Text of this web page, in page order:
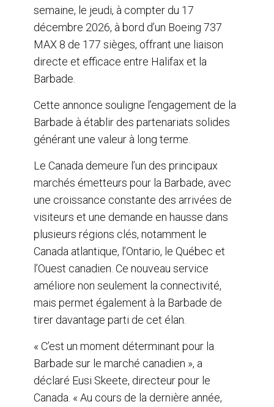
semaine, le jeudi, à compter du 17
décembre 2026, à bord d’un Boeing 737
MAX 8 de 177 sièges, offrant une liaison
directe et efficace entre Halifax et la
Barbade.
Cette annonce souligne l’engagement de la
Barbade à établir des partenariats solides
générant une valeur à long terme.
Le Canada demeure l’un des principaux
marchés émetteurs pour la Barbade, avec
une croissance constante des arrivées de
visiteurs et une demande en hausse dans
plusieurs régions clés, notamment le
Canada atlantique, l’Ontario, le Québec et
l’Ouest canadien. Ce nouveau service
améliore non seulement la connectivité,
mais permet également à la Barbade de
tirer davantage parti de cet élan.
« C’est un moment déterminant pour la
Barbade sur le marché canadien », a
déclaré Eusi Skeete, directeur pour le
Canada. « Au cours de la dernière année,